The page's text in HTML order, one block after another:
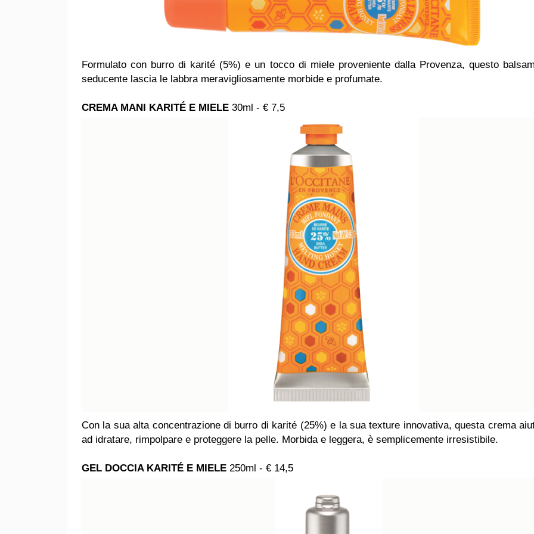
Formulato con burro di karité (5%) e un tocco di miele proveniente dalla Provenza, questo
seducente lascia le labbra meravigliosamente morbide e profumate.
CREMA MANI KARITÉ E MIELE 30ml - € 7,5
Con la sua alta concentrazione di burro di karité (25%) e la sua texture innovativa, questa crema
ad idratare, rimpolpare e proteggere la pelle. Morbida e leggera, è semplicemente irresistibile.
GEL DOCCIA KARITÉ E MIELE 250ml - € 14,5